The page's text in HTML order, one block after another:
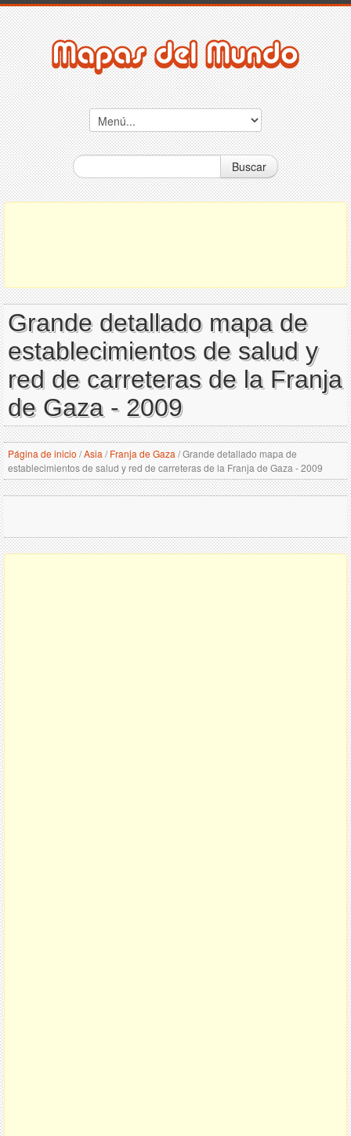
Buscar
Grande detallado mapa de
establecimientos de salud y
red de carreteras de la Franja
de Gaza - 2009
Página de inicio /Asia / Franja de Gaza /Grande detallado mapa de
establecimientos de salud y red de carreteras de la Franja de Gaza - 2009